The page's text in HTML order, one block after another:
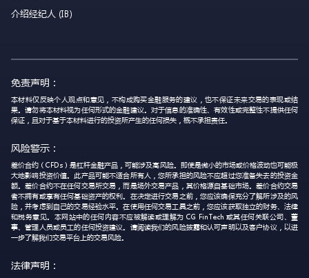
介绍经纪人 (IB)
免责声明：
本材料仅反映个人观点和意见，不构成购买金融服务的建议，也不保证未来交易的表现或结
果。请勿将本材料视为任何形式的金融建议。对于信息的准确性、有效性或完整性不提供任何
保证，且对于基于本材料进行的投资所产生的任何损失，概不承担责任。
风险警示：
差价合约（CFDs）是杠杆金融产品，可能涉及高风险。即使是微小的市场或价格波动也可能极
大地影响投资价值。此产品可能不适合所有人，您所承担的风险不应超过您准备失去的投资金
额。差价合约不在任何交易所交易，而是场外交易产品，其价格源自基础市场。差价合约交易
者不拥有或享有任何基础资产的权利。在决定进行交易之前，您应该确保充分了解所涉及的风
险，并考虑到自己的交易经验水平。在使用任何交易工具之前，您应该获取独立的财务、法律
和税务意见。本网站中的任何内容不应被解读或理解为 CG FinTech 或其任何关联公司、董
事、管理人员或员工的任何投资建议。请阅读我们的风险披露和认可声明以及客户协议，以进
一步了解我们交易平台上的交易风险。
法律声明：